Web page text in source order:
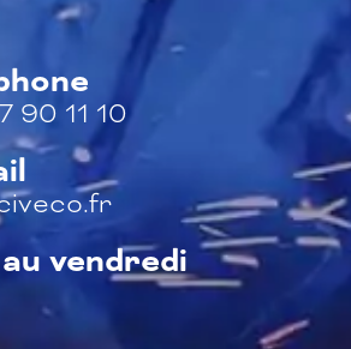
90 11 10
vendredi